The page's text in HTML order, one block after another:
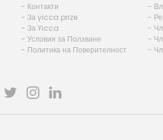
- Контакти
- За yicca prize
- За Yicca
- Условия за Ползване
- Политика на Поверителност
-
-
-
-
-